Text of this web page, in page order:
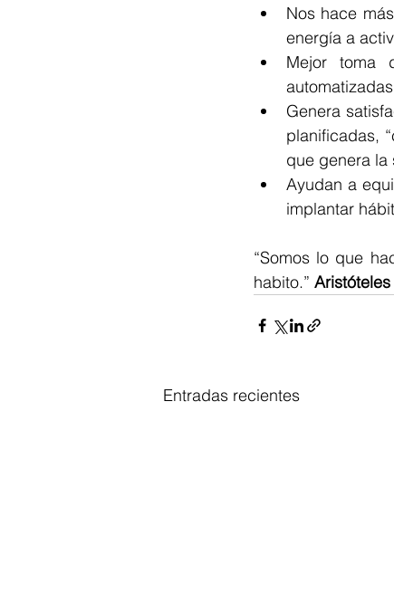
Nos hace
energía a
Mejor toma
Genera
planificadas,
que genera la
Ayudan a
implantar
“Somos lo que
habito.” Aristóteles
Entradas recientes